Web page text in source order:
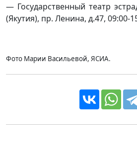
— Государственный театр
(Якутия), пр. Ленина, д.47, 09:00-
Фото Марии Васильевой, ЯСИА.